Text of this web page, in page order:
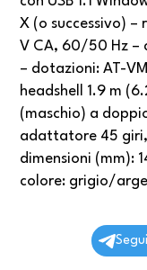
X (o successivo)
V CA, 60/50 Hz –
– dotazioni: AT-
headshell 1.9 m
(maschio) a
adattatore 45
dimensioni (mm):
colore: grigio/